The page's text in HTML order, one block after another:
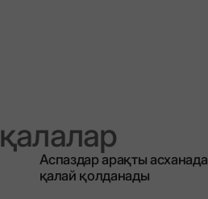
Аспаздар арақты асханада
қалай қолданады